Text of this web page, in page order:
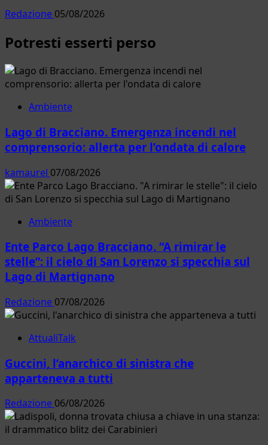
Redazione 05/08/2026
Potresti esserti perso
Ambiente
Lago di Bracciano. Emergenza incendi nel
comprensorio: allerta per l’ondata di calore
kamaurel 07/08/2026
Ambiente
Ente Parco Lago Bracciano. “A rimirar le
stelle”: il cielo di San Lorenzo si specchia sul
Lago di Martignano
Redazione 07/08/2026
AttualiTalk
Guccini, l’anarchico di sinistra che
apparteneva a tutti
Redazione 06/08/2026